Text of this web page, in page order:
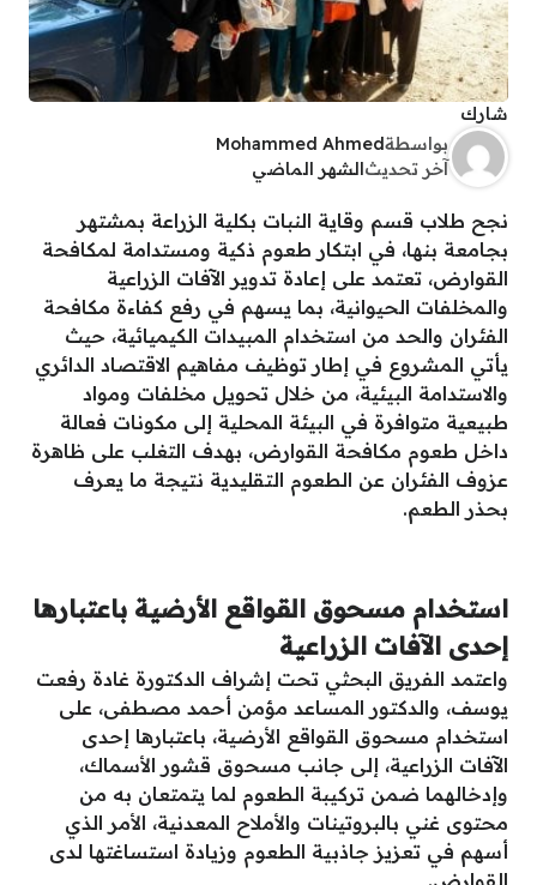
شارك
بواسطةMohammed Ahmed
آخر تحديث الشهر الماضي
نجح طلاب قسم وقاية النبات بكلية الزراعة بمشتهر
بجامعة بنها، في ابتكار طعوم ذكية ومستدامة لمكافحة
القوارض، تعتمد على إعادة تدوير الآفات الزراعية
والمخلفات الحيوانية، بما يسهم في رفع كفاءة مكافحة
الفئران والحد من استخدام المبيدات الكيميائية، حيث
يأتي المشروع في إطار توظيف مفاهيم الاقتصاد الدائري
والاستدامة البيئية، من خلال تحويل مخلفات ومواد
طبيعية متوافرة في البيئة المحلية إلى مكونات فعالة
داخل طعوم مكافحة القوارض، بهدف التغلب على ظاهرة
عزوف الفئران عن الطعوم التقليدية نتيجة ما يعرف
بحذر الطعم.
استخدام مسحوق القواقع الأرضية باعتبارها
إحدى الآفات الزراعية
واعتمد الفريق البحثي تحت إشراف الدكتورة غادة رفعت
يوسف، والدكتور المساعد مؤمن أحمد مصطفى، على
استخدام مسحوق القواقع الأرضية، باعتبارها إحدى
الآفات الزراعية، إلى جانب مسحوق قشور الأسماك،
وإدخالهما ضمن تركيبة الطعوم لما يتمتعان به من
محتوى غني بالبروتينات والأملاح المعدنية، الأمر الذي
أسهم في تعزيز جاذبية الطعوم وزيادة استساغتها لدى